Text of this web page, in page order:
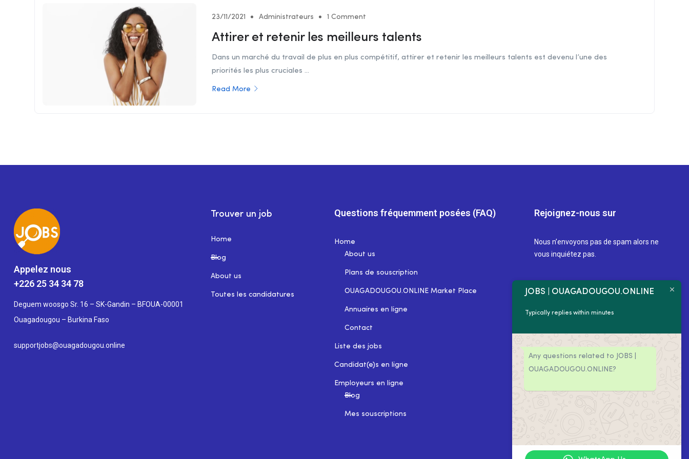
23/11/2021 Administrateurs 1 Comment
Attirer et retenir les meilleurs talents
Dans un marché du travail de plus en plus compétitif, attirer et retenir les meilleurs talents est devenu l’une des
priorités les plus cruciales ...
Read More
Appelez nous
+226 25 34 34 78
Deguem woosgo Sr. 16 – SK-Gandin – BFOUA-00001
Ouagadougou – Burkina Faso
supportjobs@ouagadougou.online
Trouver un job
Home
Blog
About us
Toutes les candidatures
Questions fréquemment posées (FAQ)
Home
About us
Plans de souscription
OUAGADOUGOU.ONLINE Market Place
Annuaires en ligne
Contact
Liste des jobs
Candidat(e)s en ligne
Employeurs en ligne
Blog
Mes souscriptions
Rejoignez-nous sur
Nous n’envoyons pas de spam alors ne
vous inquiétez pas.
JOBS | OUAGADOUGOU.ONLINE
Typically replies within minutes
Any questions related to JOBS |
OUAGADOUGOU.ONLINE?